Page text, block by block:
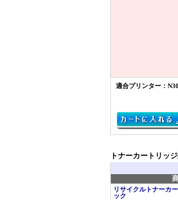
適合プリンター：
トナーカートリッ
リサイクルトナーカ
ック